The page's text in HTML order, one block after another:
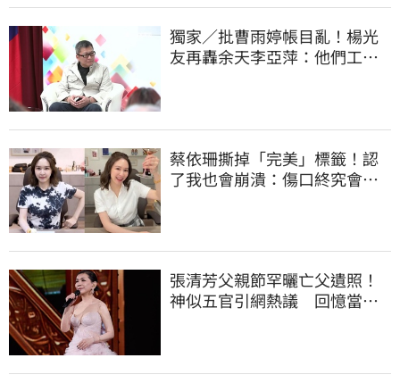
獨家／批曹雨婷帳目亂！楊光
友再轟余天李亞萍：他們工會
蔡依珊撕掉「完美」標籤！認
了我也會崩潰：傷口終究會癒
張清芳父親節罕曬亡父遺照！
神似五官引網熱議 回憶當年